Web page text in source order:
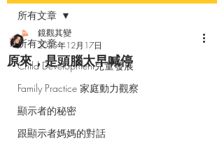
所有文章
Child Development兒童發展
Family Practice 家庭動力觀察
顯示者的秘密
跟顯示者媽媽的對話
所有文章
原來，是頭腦太早喊停
鏡觀其變
2025年12月17日